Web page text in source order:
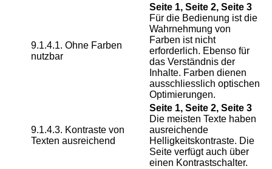
9.1.4.1. Ohne Farben
nutzbar
Seite 1, Seite 2, Seite 3
Für die Bedienung ist die
Wahrnehmung von
Farben ist nicht
erforderlich. Ebenso für
das Verständnis der
Inhalte. Farben dienen
ausschliesslich optischen
Optimierungen.
9.1.4.3. Kontraste von
Texten ausreichend
Seite 1, Seite 2, Seite 3
Die meisten Texte haben
ausreichende
Helligkeitskontraste. Die
Seite verfügt auch über
einen Kontrastschalter.